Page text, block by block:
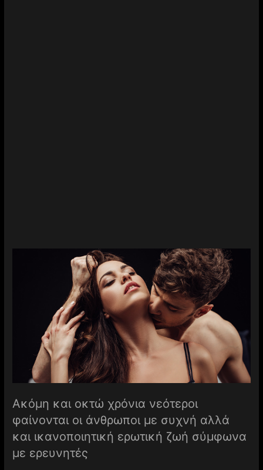
Ακόμη και οκτώ χρόνια νεότεροι
φαίνονται οι άνθρωποι με συχνή αλλά
και ικανοποιητική ερωτική ζωή σύμφωνα
με ερευνητές